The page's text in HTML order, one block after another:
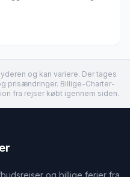
og kan variere. Der tages
prisændringer. Billige-Charter-
fra rejser købt igennem siden.
og billige ferier fra